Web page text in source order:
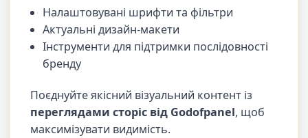
Налаштовувані шрифти та фільтри
Актуальні дизайн-макети
Інструменти для підтримки послідовності
бренду
Поєднуйте якісний візуальний контент із
переглядами сторіс від Godofpanel, щоб
максимізувати видимість.